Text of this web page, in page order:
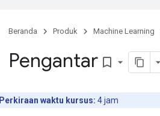
Beranda Produk Machine Learning
Pengantar bookmark_border
Perkiraan waktu kursus: 4 jam